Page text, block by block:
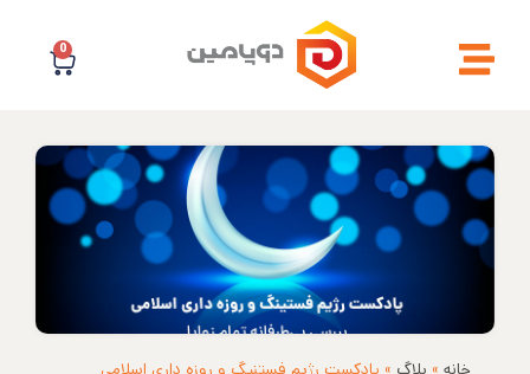
0
خانه » بلاگ » پادکست رژیم فستنیگ و روزه داری اسلامی